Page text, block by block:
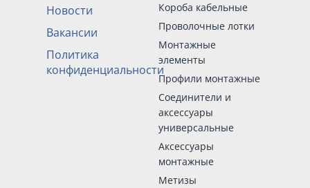
Новости
Вакансии
Политика
конфиденциальности
Короба кабельные
Проволочные лотки
Монтажные
элементы
Профили монтажные
Соединители и
аксессуары
универсальные
Аксессуары
монтажные
Метизы